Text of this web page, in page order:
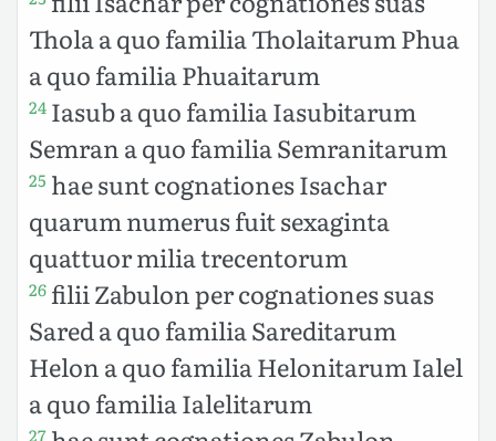
Thola a quo familia Tholaitarum Phua
a quo familia Phuaitarum
24 Iasub a quo familia Iasubitarum
Semran a quo familia Semranitarum
25 hae sunt cognationes Isachar
quarum numerus fuit sexaginta
quattuor milia trecentorum
26 filii Zabulon per cognationes suas
Sared a quo familia Sareditarum
Helon a quo familia Helonitarum Ialel
a quo familia Ialelitarum
27